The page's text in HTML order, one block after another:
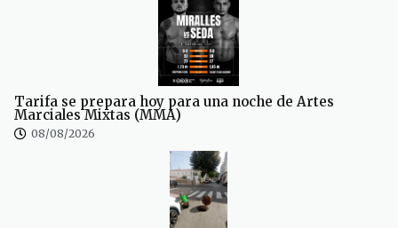
Tarifa se prepara hoy para una noche de Artes
Marciales Mixtas (MMA)
08/08/2026